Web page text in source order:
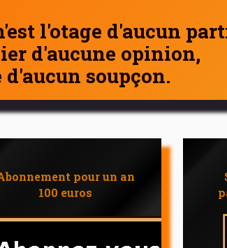
l'otage d'aucun
d'aucune opinion,
d'aucun soupçon.
pour un an
100 euros